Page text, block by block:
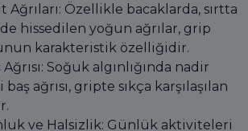
Ağrıları: Özellikle bacaklarda, sırtta
hissedilen yoğun ağrılar, grip
karakteristik özelliğidir.
Soğuk algınlığında nadir
ağrısı, gripte sıkça karşılaşılan
ve Halsizlik: Günlük aktiviteleri